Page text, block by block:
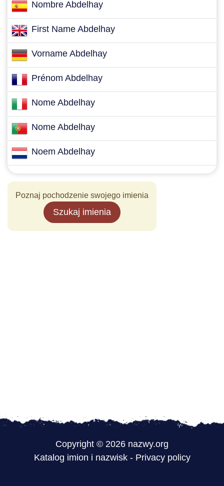
Nombre Abdelhay
First Name Abdelhay
Vorname Abdelhay
Prénom Abdelhay
Nome Abdelhay
Nome Abdelhay
Noem Abdelhay
Poznaj pochodzenie swojego imienia
Szukaj imienia
Copyright © 2026 nazwy.org
Katalog imion i nazwisk- Privacy policy